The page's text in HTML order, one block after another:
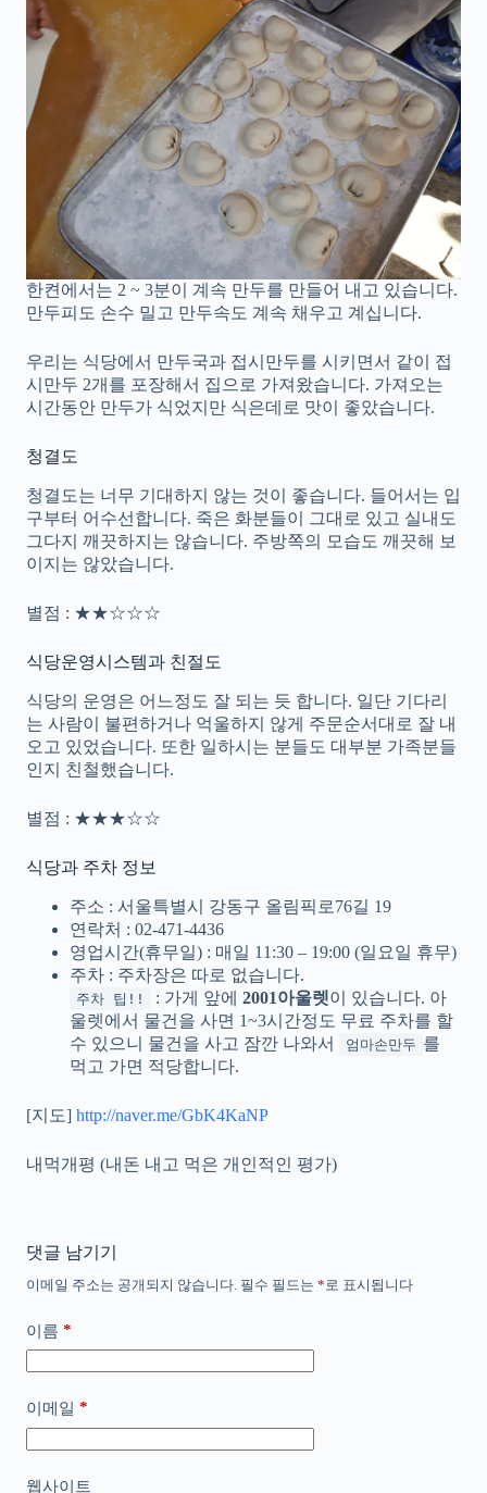
한켠에서는 2 ~ 3분이 계속 만두를 만들어 내고 있습니다.
만두피도 손수 밀고 만두속도 계속 채우고 계십니다.
우리는 식당에서 만두국과 접시만두를 시키면서 같이 접
시만두 2개를 포장해서 집으로 가져왔습니다. 가져오는
시간동안 만두가 식었지만 식은데로 맛이 좋았습니다.
청결도
청결도는 너무 기대하지 않는 것이 좋습니다. 들어서는 입
구부터 어수선합니다. 죽은 화분들이 그대로 있고 실내도
그다지 깨끗하지는 않습니다. 주방쪽의 모습도 깨끗해 보
이지는 않았습니다.
별점 : ★★☆☆☆
식당운영시스템과 친절도
식당의 운영은 어느정도 잘 되는 듯 합니다. 일단 기다리
는 사람이 불편하거나 억울하지 않게 주문순서대로 잘 내
오고 있었습니다. 또한 일하시는 분들도 대부분 가족분들
인지 친철했습니다.
별점 : ★★★☆☆
식당과 주차 정보
주소 : 서울특별시 강동구 올림픽로76길 19
연락처 : 02-471-4436
영업시간(휴무일) : 매일 11:30 – 19:00 (일요일 휴무)
주차 : 주차장은 따로 없습니다.
주차 팁!! : 가게 앞에 2001아울렛이 있습니다. 아
울렛에서 물건을 사면 1~3시간정도 무료 주차를 할
수 있으니 물건을 사고 잠깐 나와서
엄마손만두 를
먹고 가면 적당합니다.
[지도] http://naver.me/GbK4KaNP
내먹개평 (내돈 내고 먹은 개인적인 평가)
댓글 남기기
이메일 주소는 공개되지 않습니다. 필수 필드는 * 로 표시됩니다
이름 *
이메일 *
웹사이트